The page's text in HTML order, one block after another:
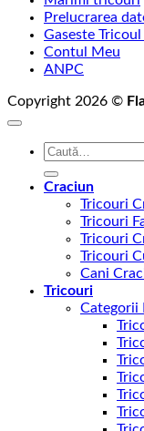
Prelucrarea
Gaseste
Contul Meu
ANPC
Copyright 2026 ©
Caută
Craciun
Tricouri
Tricouri
Tricouri
Tricouri
Cani
Tricouri
Categorii